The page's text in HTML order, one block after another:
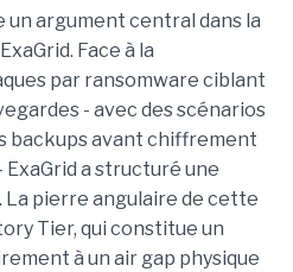
un argument central dans la
Face à la
par ransomware ciblant
- avec des scénarios
backups avant chiffrement
a structuré une
pierre angulaire de cette
Tier, qui constitue un
à un air gap physique